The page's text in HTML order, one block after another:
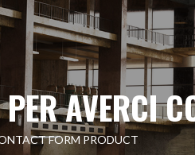
AVERCI
FORM PRODUCT